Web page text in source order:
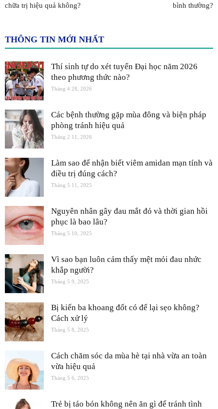
chữa trị hiệu quả không?
bình thường?
THÔNG TIN MỚI NHẤT
Thí sinh tự do xét tuyển Đại học năm 2026
theo phương thức nào?
Tháng 4 28, 2026
Các bệnh thường gặp mùa đông và biện pháp
phòng tránh hiệu quả
Tháng 2 11, 2026
Làm sao để nhận biết viêm amidan mạn tính và
điều trị đúng cách?
Tháng 5 11, 2025
Nguyên nhân gây đau mắt đỏ và thời gian hồi
phục là bao lâu?
Tháng 5 10, 2025
Vì sao bạn luôn cảm thấy mệt mỏi đau nhức
khắp người?
Tháng 5 9, 2025
Bị kiến ba khoang đốt có để lại sẹo không?
Cách xử lý
Tháng 5 8, 2025
Cách chăm sóc da mùa hè tại nhà vừa an toàn
vừa hiệu quả
Tháng 5 6, 2025
Trẻ bị táo bón không nên ăn gì để tránh tình